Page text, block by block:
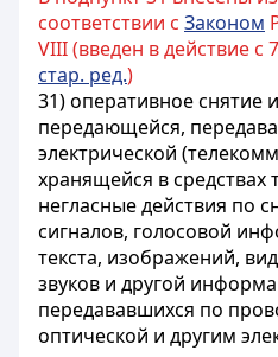
соответствии с Законом
VIII (введен в действие с
стар. ред.)
31) оперативное снятие
передающейся,
электрической
хранящейся в средствах
негласные действия по
сигналов, голосовой
текста, изображений,
звуков и другой
передававшихся по
оптической и другим